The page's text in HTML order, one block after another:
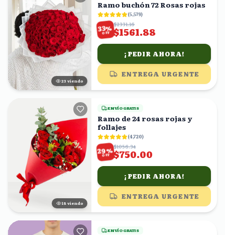
22 viendo
Ramo buchón 72 Rosas rojas
(5,579)
33%
OFF
$2331.16
$1561.88
¡PEDIR AHORA!
ENTREGA URGENTE
19 viendo
ENVÍO GRATIS
Ramo de 24 rosas rojas y
follajes
(4,720)
29%
OFF
$1056.34
$750.00
¡PEDIR AHORA!
ENTREGA URGENTE
ENVÍO GRATIS